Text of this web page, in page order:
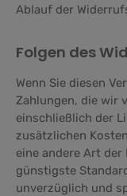
Ablauf der
Folgen des
Wenn Sie diesen
Zahlungen, die wir
einschließlich der
zusätzlichen
eine andere Art
günstigste
unverzüglich und